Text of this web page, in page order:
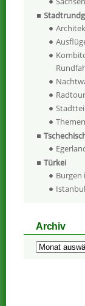
Türkei
Burgen
Archiv
Archiv